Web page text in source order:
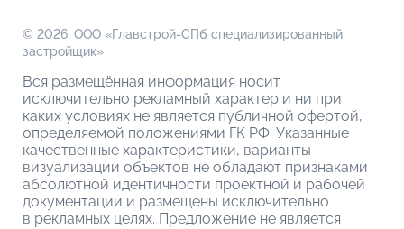
© 2026, ООО «Главстрой-СПб специализированный
застройщик»
Вся размещённая информация носит
исключительно рекламный характер и ни при
каких условиях не является публичной офертой,
определяемой положениями ГК РФ. Указанные
качественные характеристики, варианты
визуализации объектов не обладают признаками
абсолютной идентичности проектной и рабочей
документации и размещены исключительно
в рекламных целях. Предложение не является